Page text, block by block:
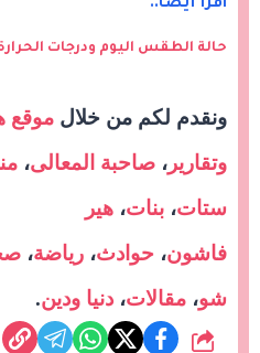
اقرأ أيضا..
حالة الطقس اليوم ودرجات
ونقدم لكم من خلال موقع
وتقارير ، صاحبة المعالى،
ستات، بنات، هير
فاشون، حوادث، رياضة،
شو، مقالات، دنيا ودين.
شارك